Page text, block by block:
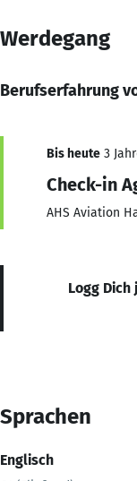
Werdegang
Berufserfahrung
Bis heute 3
Check-in
AHS Aviation
Logg
Sprachen
Englisch